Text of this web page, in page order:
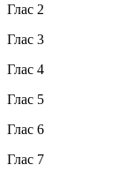
Глас 2
Глас 3
Глас 4
Глас 5
Глас 6
Глас 7